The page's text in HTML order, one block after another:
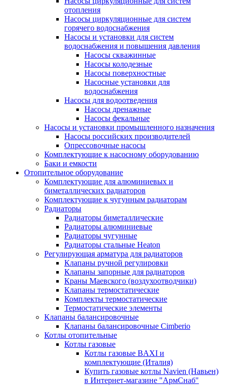
отопления
Насосы циркуляционные для систем
горячего водоснабжения
Насосы и установки для систем
водоснабжения и повышения давления
Насосы скважинные
Насосы колодезные
Насосы поверхностные
Насосные установки для
водоснабжения
Насосы для водоотведения
Насосы дренажные
Насосы фекальные
Насосы и установки промышленного назначения
Насосы российских производителей
Опрессовочные насосы
Комплектующие к насосному оборудованию
Баки и емкости
Отопительное оборудование
Комплектующие для алюминиевых и
биметаллических радиаторов
Комплектующие к чугунным радиаторам
Радиаторы
Радиаторы биметаллические
Радиаторы алюминиевые
Радиаторы чугунные
Радиаторы стальные Heaton
Регулирующая арматура для радиаторов
Клапаны ручной регулировки
Клапаны запорные для радиаторов
Краны Маевского (воздухоотводчики)
Клапаны термостатические
Комплекты термостатические
Термостатические элементы
Клапаны балансировочные
Клапаны балансировочные Cimberio
Котлы отопительные
Котлы газовые
Котлы газовые BAXI и
комплектующие (Италия)
Купить газовые котлы Navien (Навьен)
в Интернет-магазине "АрмСнаб"